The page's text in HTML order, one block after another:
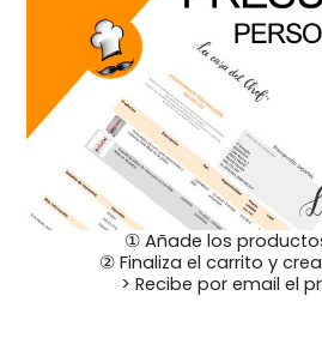
① Añade los
② Finaliza el carrito y
> Recibe por email el